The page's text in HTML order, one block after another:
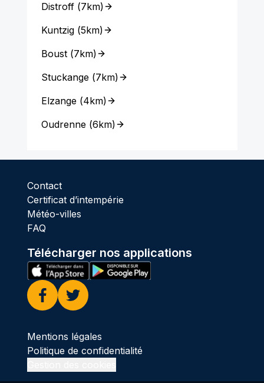
Distroff(7km)
Kuntzig(5km)
Boust(7km)
Stuckange(7km)
Elzange(4km)
Oudrenne(6km)
Contact
Certificat d’intempérie
Météo-villes
FAQ
Télécharger nos applications
Facebook
Twitter
Mentions légales
Politique de confidentialité